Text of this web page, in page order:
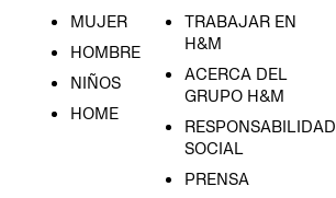
MUJER
HOMBRE
NIÑOS
HOME
TRABAJAR EN
H&M
ACERCA DEL
GRUPO H&M
RESPONSABILIDAD
SOCIAL
PRENSA